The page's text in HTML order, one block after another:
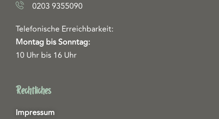
0203 9355090
Telefonische Erreichbarkeit:
Montag bis Sonntag:
10 Uhr bis 16 Uhr
Rechtliches
Impressum